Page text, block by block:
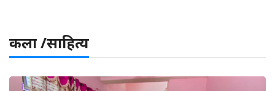
कला /साहित्य